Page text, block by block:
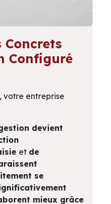
Concrets
Configuré
votre entreprise
devient
et de
se
mieux grâce